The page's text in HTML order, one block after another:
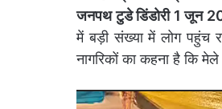
जनपथ टुडे डिंडोरी 1 जून
में बड़ी संख्या में लोग पहुंच
नागरिकों का कहना है कि
Video